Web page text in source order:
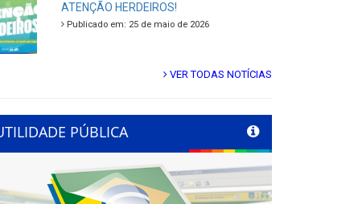
ATENÇÃO HERDEIROS!
Publicado em: 25 de maio de 2026
VER TODAS NOTÍCIAS
PÚBLICA